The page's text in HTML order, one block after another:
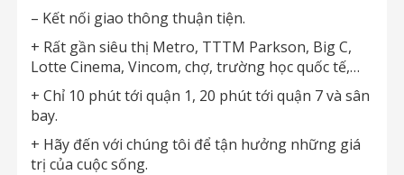
– Kết nối giao thông thuận tiện.
+ Rất gần siêu thị Metro, TTTM Parkson, Big C,
Lotte Cinema, Vincom, chợ, trường học quốc tế,…
+ Chỉ 10 phút tới quận 1, 20 phút tới quận 7 và sân
bay.
+ Hãy đến với chúng tôi để tận hưởng những giá
trị của cuộc sống.